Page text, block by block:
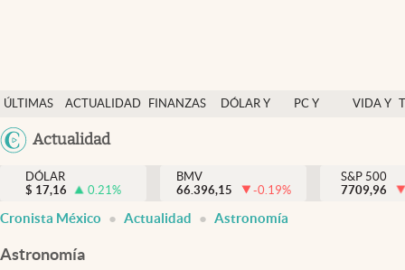
ÚLTIMAS
NOTICIAS
ACTUALIDAD
FINANZAS
DÓLAR Y
PC Y
VIDA Y
México
Actualidad
Actualidad
Finanzas y economía
Dólar y mercados
DÓLAR
$ 17,16 0.21%
BMV
66.396,15
-0.19%
S&P 500
7709,96
Cronista México Actualidad Astronomía
Astronomía